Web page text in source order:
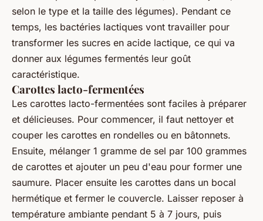
selon le type et la taille des légumes). Pendant ce
temps, les bactéries lactiques vont travailler pour
transformer les sucres en acide lactique, ce qui va
donner aux légumes fermentés leur goût
caractéristique.
Carottes lacto-fermentées
Les carottes lacto-fermentées sont faciles à préparer
et délicieuses. Pour commencer, il faut nettoyer et
couper les carottes en rondelles ou en bâtonnets.
Ensuite, mélanger 1 gramme de sel par 100 grammes
de carottes et ajouter un peu d'eau pour former une
saumure. Placer ensuite les carottes dans un bocal
hermétique et fermer le couvercle. Laisser reposer à
température ambiante pendant 5 à 7 jours, puis